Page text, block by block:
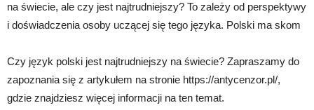
na świecie, ale czy jest najtrudniejszy? To zależy od perspektywy
i doświadczenia osoby uczącej się tego języka. Polski ma skom
Czy język polski jest najtrudniejszy na świecie? Zapraszamy do
zapoznania się z artykułem na stronie https://antycenzor.pl/,
gdzie znajdziesz więcej informacji na ten temat.